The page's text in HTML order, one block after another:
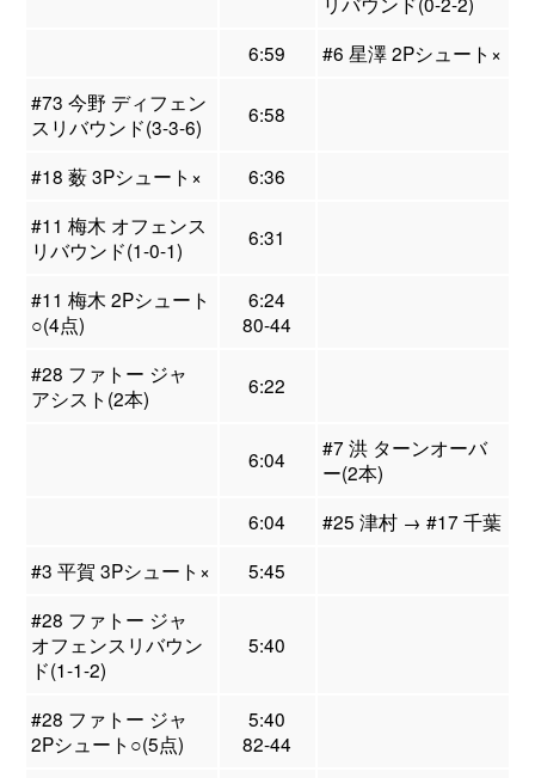
6:59
#6 星澤 2Pシュート×
#73 今野 ディフェン
スリバウンド(3-3-6)
6:58
#18 薮 3Pシュート×
6:36
#11 梅木 オフェンス
リバウンド(1-0-1)
6:31
#11 梅木 2Pシュート
○(4点)
6:24
80-44
#28 ファトー ジャ
アシスト(2本)
6:22
6:04
#7 洪 ターンオーバ
ー(2本)
6:04
#25 津村 → #17 千葉
#3 平賀 3Pシュート×
5:45
#28 ファトー ジャ
オフェンスリバウン
ド(1-1-2)
5:40
#28 ファトー ジャ
2Pシュート○(5点)
5:40
82-44